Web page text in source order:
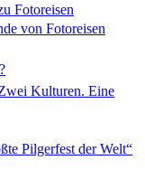
Fotoreisen
von Fotoreisen
Kulturen. Eine
Pilgerfest der Welt“